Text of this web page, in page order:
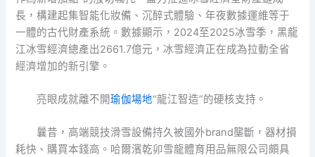
長，構建起集智能化妝備、沉醉式體驗、年夜數據運維等于
一體的古代財產系統。數據顯示，2024至2025冰雪季，黑龍
江冰雪經濟總產出2661.7億元，冰雪經濟正在成為拉動全省
經濟增加的新引擎。
亮眼成就離不開瑜伽場地“龍江智造”的硬核支持。
曩昔，高端競技滑雪設備持久被國外brand壟斷，器材損
耗快、購買本錢高。哈爾濱乾卯雪龍體育用品無限公司頗具